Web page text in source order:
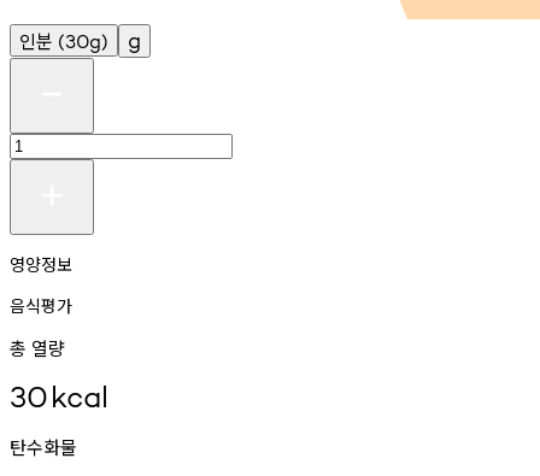
인분 (30g) g
영양정보
음식평가
총 열량
30kcal
탄수화물